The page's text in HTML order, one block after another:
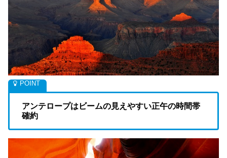
アンテロープはビームの見えやすい正午の時間帯
確約